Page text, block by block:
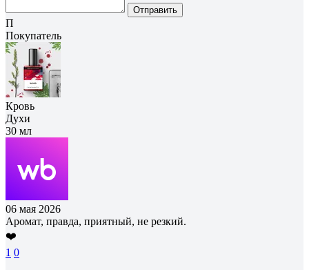
Отправить
П
Покупатель
Кровь
Духи
30 мл
06 мая 2026
Аромат, правда, приятный, не резкий.
❤️
1 0